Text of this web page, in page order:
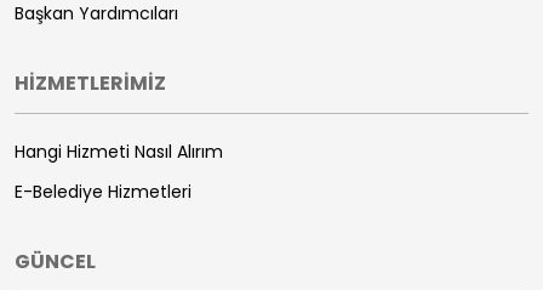
Başkan Yardımcıları
HİZMETLERİMİZ
Hangi Hizmeti Nasıl Alırım
E-Belediye Hizmetleri
GÜNCEL